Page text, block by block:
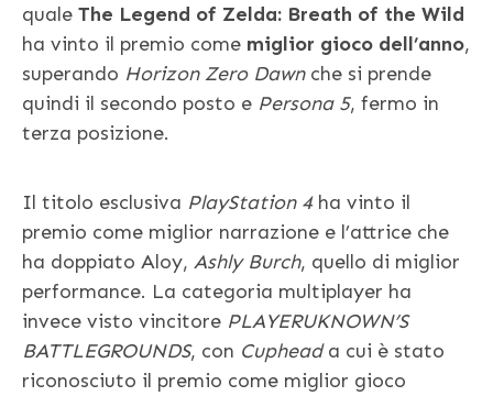
quale The Legend of Zelda: Breath of the Wild
ha vinto il premio come miglior gioco dell’anno,
superando Horizon Zero Dawnche si prende
quindi il secondo posto e Persona 5, fermo in
terza posizione.
Il titolo esclusiva PlayStation 4ha vinto il
premio come miglior narrazione e l’attrice che
ha doppiato Aloy, Ashly Burch, quello di miglior
performance. La categoria multiplayer ha
invece visto vincitore PLAYERUKNOWN’S
BATTLEGROUNDS, con Cupheada cui è stato
riconosciuto il premio come miglior gioco